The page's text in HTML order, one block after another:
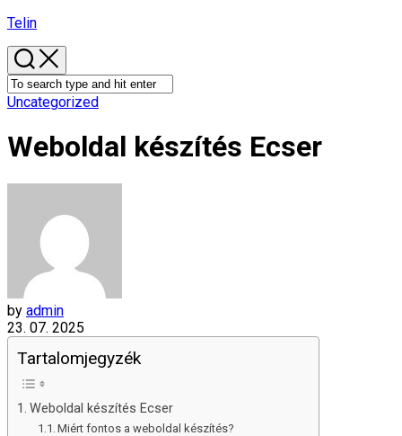
Skip
content
Telin
Uncategorized
Weboldal készítés​ Ecser
by admin
23. 07. 2025
Tartalomjegyzék
Weboldal készítés Ecser
Miért fontos a weboldal készítés?